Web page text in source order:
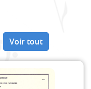
Voir tout